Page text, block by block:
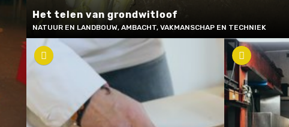
Het telen van grondwitloof
NATUUR EN LANDBOUW, AMBACHT, VAKMANSCHAP EN TECHNIEK